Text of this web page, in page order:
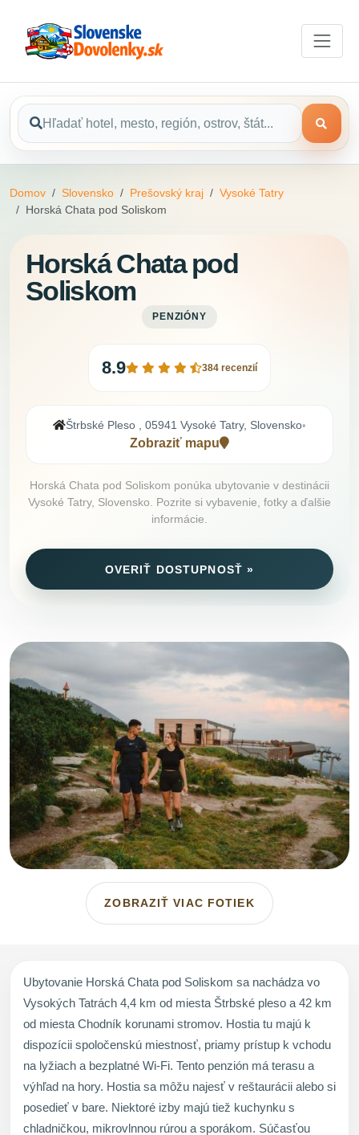
Domov Slovensko Prešovský kraj
Vysoké Tatry
Horská Chata pod Soliskom
Horská Chata pod
Soliskom
PENZIÓNY
8.9 384 recenzií
Štrbské Pleso , 05941 Vysoké Tatry, Slovensko•
Zobraziť mapu
Horská Chata pod Soliskom ponúka ubytovanie v destinácii
Vysoké Tatry, Slovensko. Pozrite si vybavenie, fotky a ďalšie
informácie.
OVERIŤ DOSTUPNOSŤ »
ZOBRAZIŤ VIAC FOTIEK
Ubytovanie Horská Chata pod Soliskom sa nachádza vo
Vysokých Tatrách 4,4 km od miesta Štrbské pleso a 42 km
od miesta Chodník korunami stromov. Hostia tu majú k
dispozícii spoločenskú miestnosť, priamy prístup k vchodu
na lyžiach a bezplatné Wi-Fi. Tento penzión má terasu a
výhľad na hory. Hostia sa môžu najesť v reštaurácii alebo si
posedieť v bare. Niektoré izby majú tiež kuchynku s
chladničkou, mikrovlnnou rúrou a sporákom. Súčasťou